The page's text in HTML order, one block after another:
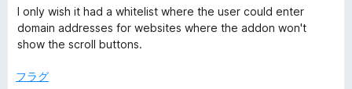
中
5
の
価
I only wish it had a whitelist where the user could enter
domain addresses for websites where the addon won't
show the scroll buttons.
フラグ